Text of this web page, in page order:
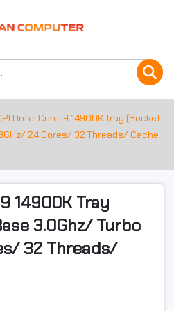
Intel Core i9 14900K Tray (Socket
24 Cores/ 32 Threads/ Cache
14900K Tray
3.0Ghz/ Turbo
32 Threads/
Core i9
phẩm